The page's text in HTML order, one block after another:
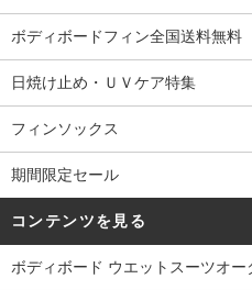
ボディボードフィン全国送料無料
日焼け止め・ＵＶケア特集
フィンソックス
期間限定セール
コンテンツを見る
ボディボード ウエットスーツオー